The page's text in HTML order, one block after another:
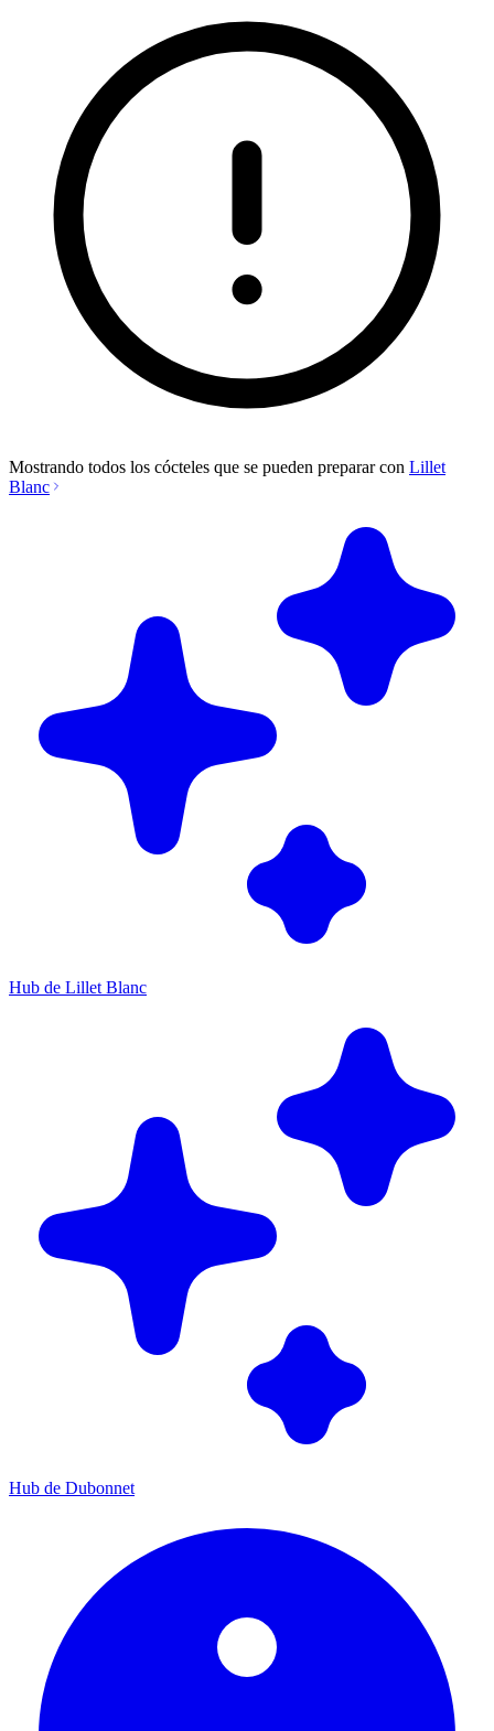
Mostrando todos los cócteles que se pueden preparar con Lillet
Blanc
Hub de Lillet Blanc
Hub de Dubonnet